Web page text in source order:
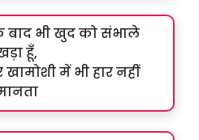
बाद भी खुद को संभाले
हूँ,
खामोशी में भी हार नहीं